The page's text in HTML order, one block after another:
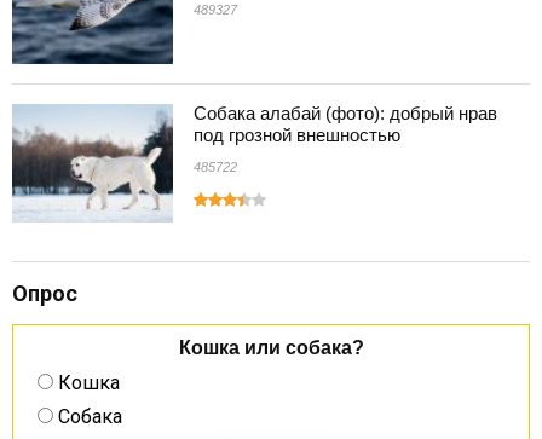
489327
Собака алабай (фото): добрый нрав
под грозной внешностью
485722
Опрос
Кошка или собака?
Кошка
Собака